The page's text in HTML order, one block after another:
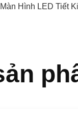
Màn Hình LED Tiết